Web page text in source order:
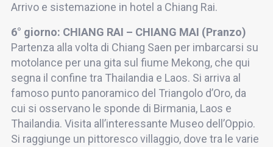
Arrivo e sistemazione in hotel a Chiang Rai.
6° giorno: CHIANG RAI – CHIANG MAI (Pranzo)
Partenza alla volta di Chiang Saen per imbarcarsi su
motolance per una gita sul fiume Mekong, che qui
segna il confine tra Thailandia e Laos. Si arriva al
famoso punto panoramico del Triangolo d’Oro, da
cui si osservano le sponde di Birmania, Laos e
Thailandia. Visita all’interessante Museo dell’Oppio.
Si raggiunge un pittoresco villaggio, dove tra le varie